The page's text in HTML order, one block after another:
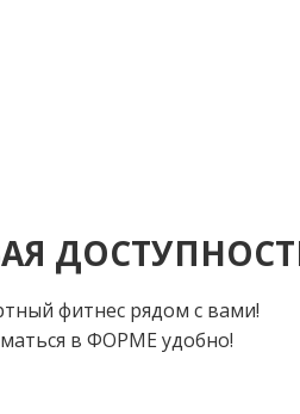
фитнес рядом с вами!
в ФОРМЕ удобно!